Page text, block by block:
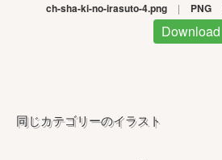
ch-sha-ki-no-irasuto-4.png | PNG
Download
同じカテゴリーのイラスト